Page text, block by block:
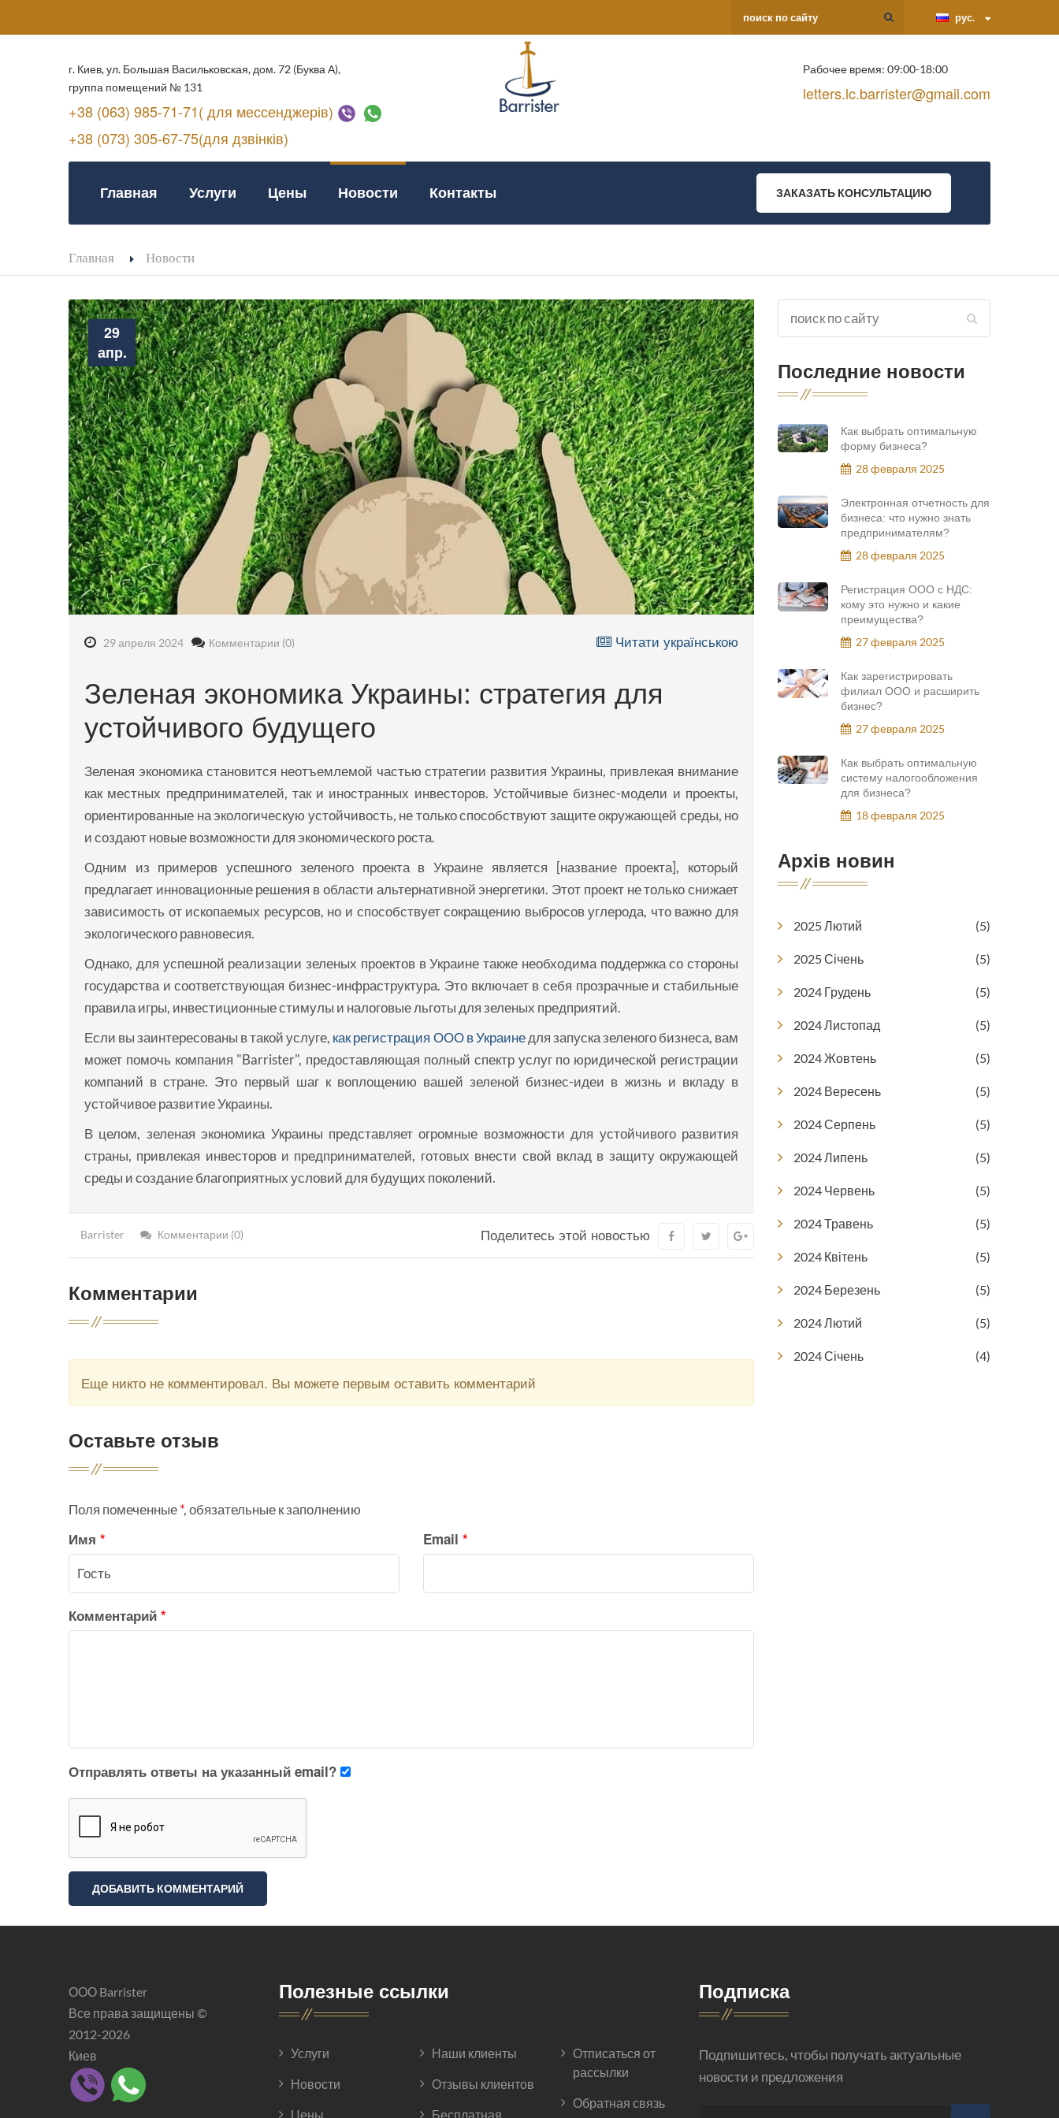
рус.
г. Киев, ул. Большая Васильковская, дом. 72 (Буква А),
группа помещений № 131
+38 (063) 985-71-71( для мессенджерів)
+38 (073) 305-67-75(для дзвінків)
Рабочее время: 09:00-18:00
letters.lc.barrister@gmail.com
Главная Услуги Цены Новости Контакты ЗАКАЗАТЬ КОНСУЛЬТАЦИЮ
Главная Новости
29
апр.
29 апреля 2024 Комментарии (0) Читати українською
Зеленая экономика Украины: стратегия для
устойчивого будущего
Зеленая экономика становится неотъемлемой частью стратегии развития Украины, привлекая внимание
как местных предпринимателей, так и иностранных инвесторов. Устойчивые бизнес-модели и проекты,
ориентированные на экологическую устойчивость, не только способствуют защите окружающей среды, но
и создают новые возможности для экономического роста.
Одним из примеров успешного зеленого проекта в Украине является [название проекта], который
предлагает инновационные решения в области альтернативной энергетики. Этот проект не только снижает
зависимость от ископаемых ресурсов, но и способствует сокращению выбросов углерода, что важно для
экологического равновесия.
Однако, для успешной реализации зеленых проектов в Украине также необходима поддержка со стороны
государства и соответствующая бизнес-инфраструктура. Это включает в себя прозрачные и стабильные
правила игры, инвестиционные стимулы и налоговые льготы для зеленых предприятий.
Если вы заинтересованы в такой услуге, как регистрация ООО в Украинедля запуска зеленого бизнеса, вам
может помочь компания "Barrister", предоставляющая полный спектр услуг по юридической регистрации
компаний в стране. Это первый шаг к воплощению вашей зеленой бизнес-идеи в жизнь и вкладу в
устойчивое развитие Украины.
В целом, зеленая экономика Украины представляет огромные возможности для устойчивого развития
страны, привлекая инвесторов и предпринимателей, готовых внести свой вклад в защиту окружающей
среды и создание благоприятных условий для будущих поколений.
Barrister Комментарии (0) Поделитесь этой новостью
Комментарии
Еще никто не комментировал. Вы можете первым оставить комментарий
Оставьте отзыв
Поля помеченные*, обязательные к заполнению
Имя * Email *
Комментарий *
Отправлять ответы на указанный email?
Последние новости
Как выбрать оптимальную
форму бизнеса?
28 февраля 2025
Электронная отчетность для
бизнеса: что нужно знать
предпринимателям?
28 февраля 2025
Регистрация ООО с НДС:
кому это нужно и какие
преимущества?
27 февраля 2025
Как зарегистрировать
филиал ООО и расширить
бизнес?
27 февраля 2025
Как выбрать оптимальную
систему налогообложения
для бизнеса?
18 февраля 2025
Архів новин
2025 Лютий (5)
2025 Січень (5)
2024 Грудень (5)
2024 Листопад (5)
2024 Жовтень (5)
2024 Вересень (5)
2024 Серпень (5)
2024 Липень (5)
2024 Червень (5)
2024 Травень (5)
2024 Квітень (5)
2024 Березень (5)
2024 Лютий (5)
2024 Січень (4)
ООО Barrister
Все права защищены ©
2012-2026
Киев
Полезные ссылки
Услуги
Новости
Цены
Наши клиенты
Отзывы клиентов
Бесплатная
Отписаться от
рассылки
Обратная связь
Подписка
Подпишитесь, чтобы получать актуальные
новости и предложения